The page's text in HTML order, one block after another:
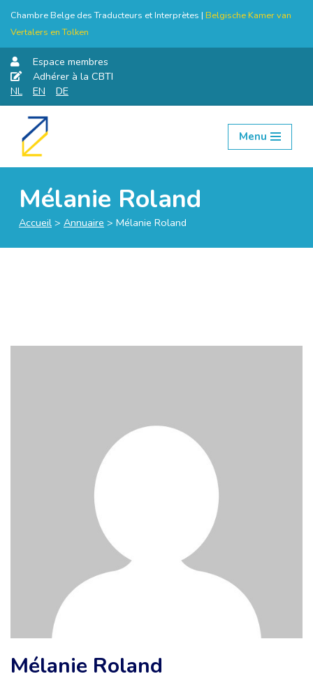
Chambre Belge des Traducteurs et Interprètes | Belgische Kamer van
Vertalers en Tolken
Espace membres
Adhérer à la CBTI
NL
EN DE
Aller
Menu
Mélanie Roland
Accueil > Annuaire > Mélanie Roland
Mélanie Roland